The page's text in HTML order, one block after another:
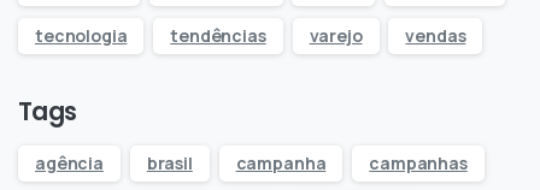
tecnologia tendências varejo vendas
Tags
agência brasil campanha campanhas